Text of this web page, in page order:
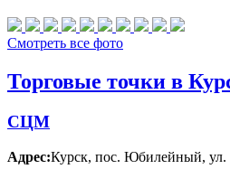
Смотреть все фото
Торговые точки в
СЦМ
Адрес:Курск, пос. Юбилейный, ул.